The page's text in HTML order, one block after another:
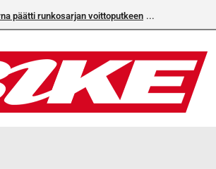
päätti runkosarjan voittoputkeen